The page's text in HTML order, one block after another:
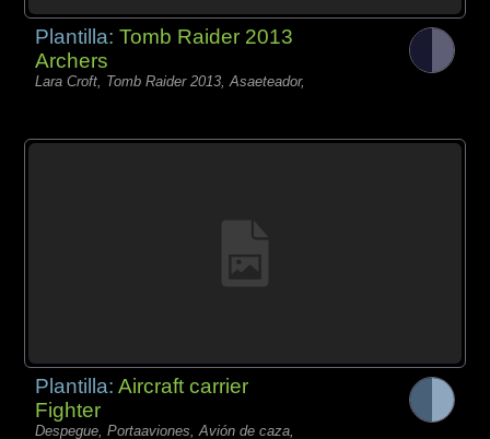
Plantilla:Tomb Raider 2013
Archers
Lara Croft, Tomb Raider 2013, Asaeteador,
Plantilla:Aircraft carrier
Fighter
Despegue, Portaaviones, Avión de caza,